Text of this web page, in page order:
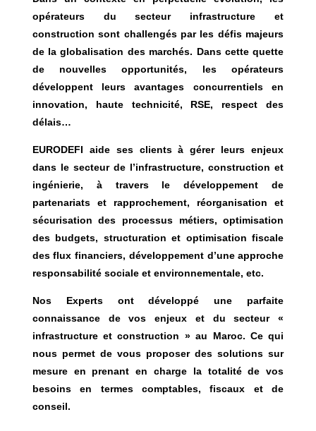
opérateurs du secteur infrastructure et
construction sont challengés par les défis majeurs
de la globalisation des marchés. Dans cette quette
de nouvelles opportunités, les opérateurs
développent leurs avantages concurrentiels en
innovation, haute technicité, RSE, respect des
délais…
EURODEFI aide ses clients à gérer leurs enjeux
dans le secteur de l’infrastructure, construction et
ingénierie, à travers le développement de
partenariats et rapprochement, réorganisation et
sécurisation des processus métiers, optimisation
des budgets, structuration et optimisation fiscale
des flux financiers, développement d’une approche
responsabilité sociale et environnementale, etc.
Nos Experts ont développé une parfaite
connaissance de vos enjeux et du secteur «
infrastructure et construction » au Maroc. Ce qui
nous permet de vous proposer des solutions sur
mesure en prenant en charge la totalité de vos
besoins en termes comptables, fiscaux et de
conseil.